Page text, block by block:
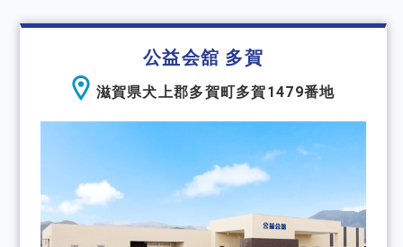
公益会舘 多賀
滋賀県犬上郡多賀町多賀1479番地